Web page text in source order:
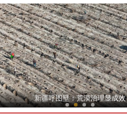
新疆新和：跃动绿茵 球续情谊
新疆呼图壁：荒漠治理显成效